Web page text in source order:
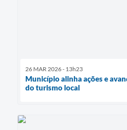
26 MAR 2026 - 13h23
Município alinha ações e
do turismo local